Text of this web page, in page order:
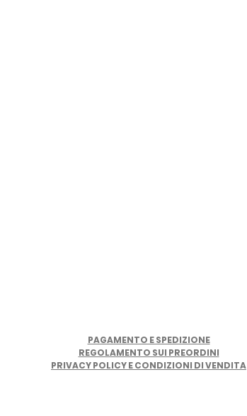
PAGAMENTO E SPEDIZIONE
REGOLAMENTO SUI PREORDINI
PRIVACY POLICY E CONDIZIONI DI VENDITA